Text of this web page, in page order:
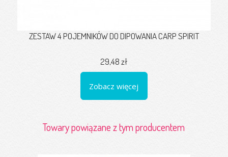
ZESTAW 4 POJEMNIKÓW DO DIPOWANIA CARP SPIRIT
29,48 zł
Zobacz więcej
Towary powiązane z tym producentem